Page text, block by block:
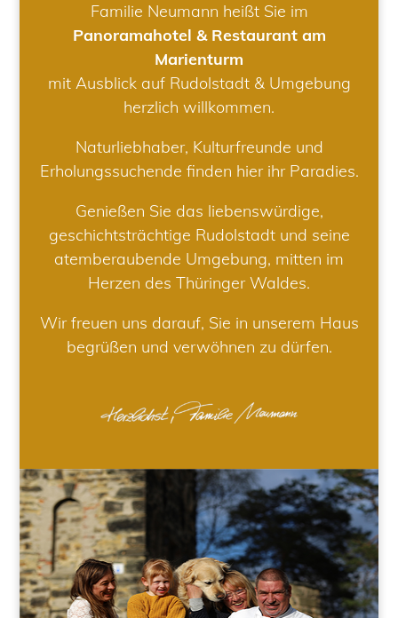
Familie Neumann heißt Sie im
Panoramahotel & Restaurant am
Marienturm
mit Ausblick auf Rudolstadt & Umgebung
herzlich willkommen.
Naturliebhaber, Kulturfreunde und
Erholungssuchende finden hier ihr Paradies.
Genießen Sie das liebenswürdige,
geschichtsträchtige Rudolstadt und seine
atemberaubende Umgebung, mitten im
Herzen des Thüringer Waldes.
Wir freuen uns darauf, Sie in unserem Haus
begrüßen und verwöhnen zu dürfen.